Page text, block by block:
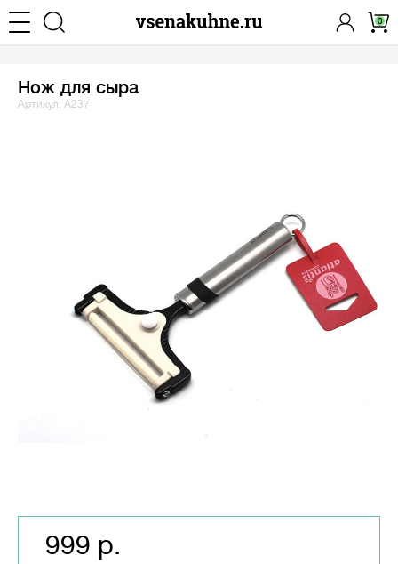
0
Нож для сыра
Артикул: A237
999 р.